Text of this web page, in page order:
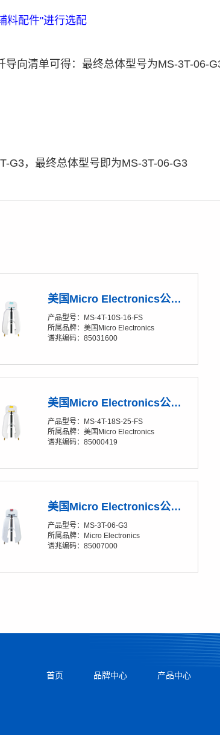
料配件"进行选配
导向清单可得：最终总体型号为MS-3T-06-
G3，最终总体型号即为MS-3T-06-G3
美国Micro Electronics公司 Soft-Strip® MS-4T-10S-16-FS 单芯热剥钳
产品型号：MS-4T-10S-16-FS
所属品牌：美国Micro Electronics
谱兆编码：85031600
美国Micro Electronics公司 Soft-Strip® MS-4T-18S-25-FS 单芯热剥钳
产品型号：MS-4T-18S-25-FS
所属品牌：美国Micro Electronics
谱兆编码：85000419
美国Micro Electronics公司 Soft-Strip® MS-3T-06-G3 带状光纤热剥钳
产品型号：MS-3T-06-G3
所属品牌：Micro Electronics
谱兆编码：85007000
首页 品牌中心 产品中心